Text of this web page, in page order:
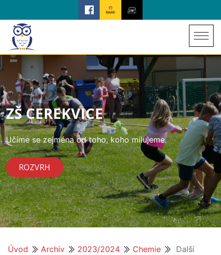
ZŠ CEREKVICE
Učíme se zejména od toho, koho milujeme.
ROZVRH
Úvod Archiv 2023/2024 Chemie
Další